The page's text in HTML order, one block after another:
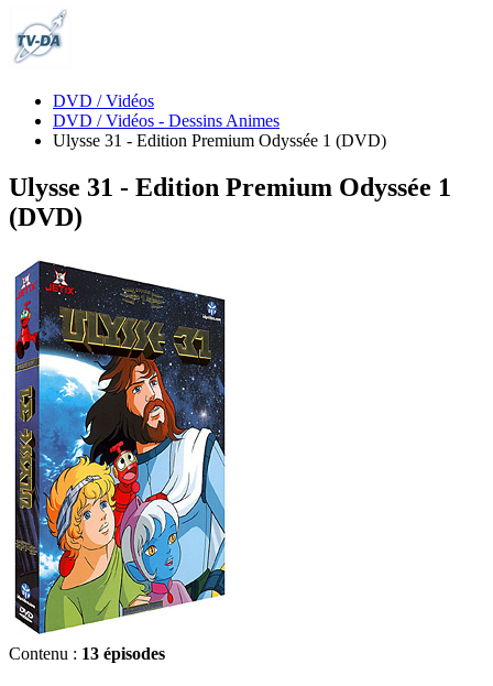
DVD / Vidéos
DVD / Vidéos - Dessins Animes
Ulysse 31 - Edition Premium Odyssée 1 (DVD)
Ulysse 31 - Edition Premium Odyssée 1
(DVD)
Contenu : 13 épisodes